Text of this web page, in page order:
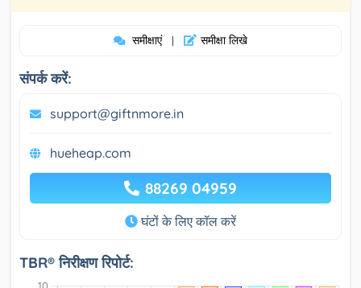
समीक्षाएं | समीक्षा लिखे
संपर्क करें:
support@giftnmore.in
hueheap.com
88269 04959
घंटों के लिए कॉल करें
TBR® निरीक्षण रिपोर्ट: